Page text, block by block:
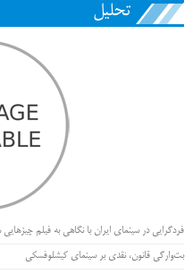
تحلیل
فردگرایی در سینمای ایران با نگاهی به فیلم
بت‌وارگی قانون، نقدی بر سینمای کیشلوفسکی